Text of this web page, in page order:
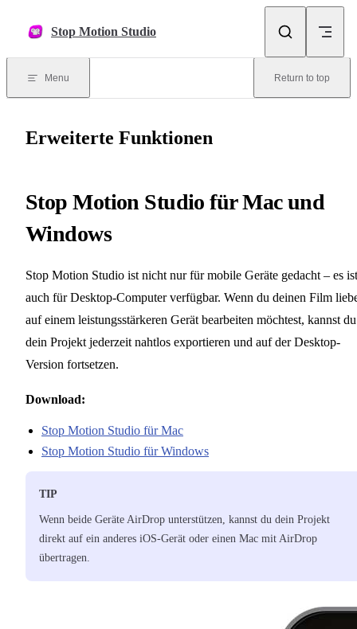
Stop Motion Studio
Menu Return to top
Erweiterte Funktionen
Stop Motion Studio für Mac und
Windows
Stop Motion Studio ist nicht nur für mobile Geräte gedacht – es ist
auch für Desktop-Computer verfügbar. Wenn du deinen Film
auf einem leistungsstärkeren Gerät bearbeiten möchtest, kannst du
dein Projekt jederzeit nahtlos exportieren und auf der Desktop-
Version fortsetzen.
Download:
Stop Motion Studio für Mac
Stop Motion Studio für Windows
TIP
Wenn beide Geräte AirDrop unterstützen, kannst du dein Projekt
direkt auf ein anderes iOS-Gerät oder einen Mac mit AirDrop
übertragen.